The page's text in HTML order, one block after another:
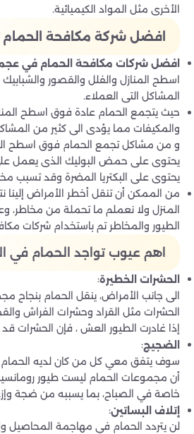
الأخرى مثل المواد الكيميائية.
افضل شركة مكافحة
افضل شركات مكافحة الحمام في
اسطح المنازل والفلل والقصور
المشاكل التى العملاء.
حيث يتجمع الحمام عادة فوق اسطح
والمكيفات مما يؤدى الى كثير من
و من مشاكل تجمع الحمام فوق اسطح
يحتوى على حمض البوليك الذى يعمل على
يحتوى على البكتريا المضرة وقد تسبب
من الممكن أن تنقل أخطر الأمراض إلينا
المنزل ولا نعملم ما تحملة من مخاطر،
الطيور والمخاطر تم باستخدام شركات
اهم عيوب تواجد الحمام في
الحشرات الخطيرة:
الى جانب الأمراض، ينقل الحمام بنجاح
الحشرات مثل القراد وحشرات الفراش
إذا غادرت الطيور العش ، فإن الحشرات
الضجيج:
سوف يتفق معي كل من كان لديه
أن مجموعات الحمام ليست طيور
خاصة في الصباح، بما يسببه من ضجة
إتلاف البساتين:
لن يتردد الحمام في مهاجمة المحاصيل